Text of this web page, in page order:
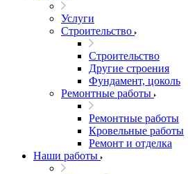
Услуги
Строительство
Строительство
Другие строения
Фундамент, цоколь
Ремонтные работы
Ремонтные работы
Кровельные работы
Ремонт и отделка
Наши работы